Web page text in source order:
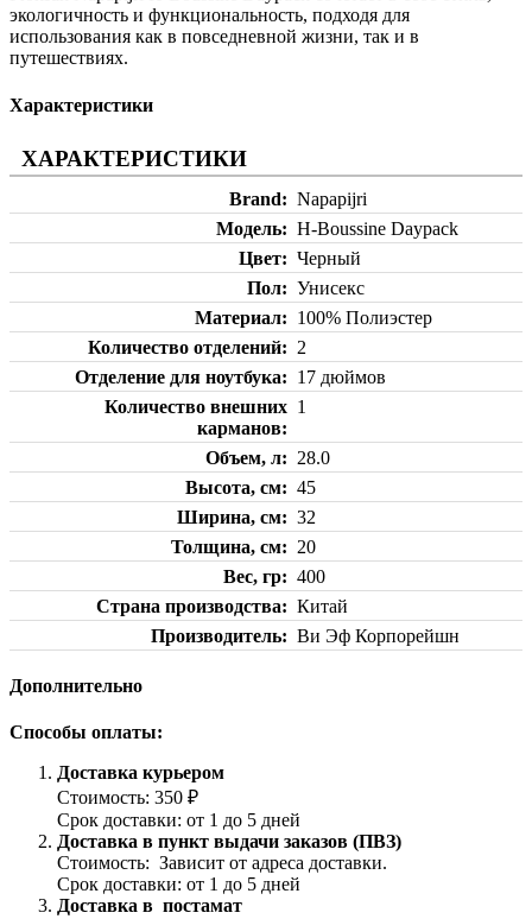
экологичность и функциональность, подходя для
использования как в повседневной жизни, так и в
путешествиях.
Характеристики
ХАРАКТЕРИСТИКИ
Brand
Napapijri
Модель
H-Boussine Daypack
Цвет
Черный
Пол
Унисекс
Материал
100% Полиэстер
Количество отделений
2
Отделение для ноутбука
17 дюймов
Количество внешних
карманов
1
Объем, л
28.0
Высота, см
45
Ширина, см
32
Толщина, см
20
Вес, гр
400
Страна производства
Китай
Производитель
Ви Эф Корпорейшн
Дополнительно
Способы оплаты:
Доставка курьером
Стоимость: 350 ₽
Срок доставки: от 1 до 5 дней
Доставка в пункт выдачи заказов (ПВЗ)
Стоимость: Зависит от адреса доставки.
Срок доставки: от 1 до 5 дней
Доставка в постамат